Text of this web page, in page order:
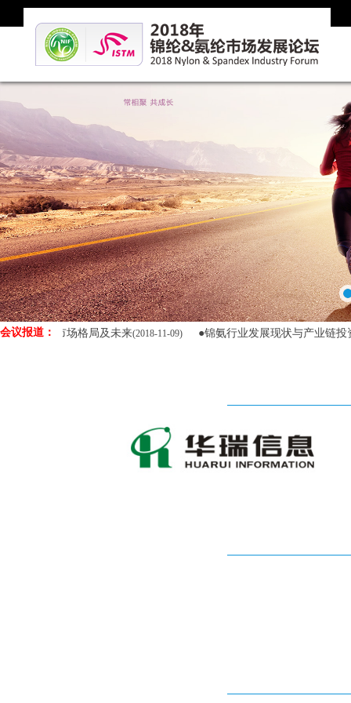
会议报道：
纱市场格局及未来(2018-11-09) ●锦氨行业发展现状与产业链投资机会